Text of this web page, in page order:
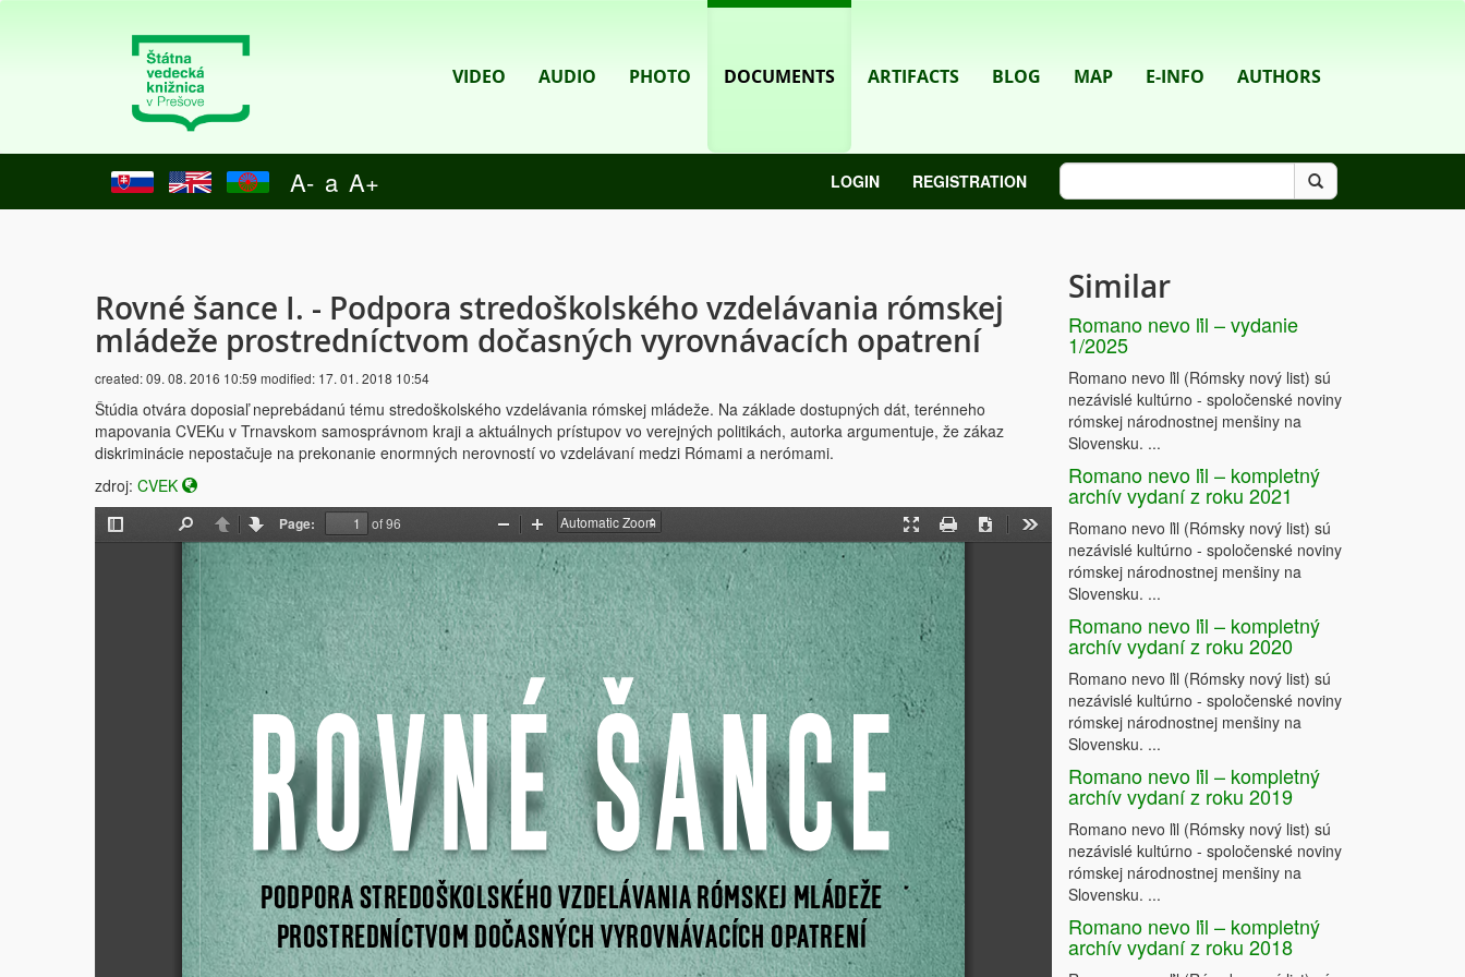
VIDEO AUDIO PHOTO DOCUMENTS ARTIFACTS BLOG MAP E-INFO AUTHORS
A- a A+ LOGIN REGISTRATION
Rovné šance I. - Podpora stredoškolského vzdelávania rómskej
mládeže prostredníctvom dočasných vyrovnávacích opatrení
created:09. 08. 2016 10:59 modified: 17. 01. 2018 10:54
Štúdia otvára doposiaľ neprebádanú tému stredoškolského vzdelávania rómskej mládeže. Na základe dostupných dát, terénneho
mapovania CVEKu v Trnavskom samosprávnom kraji a aktuálnych prístupov vo verejných politikách, autorka argumentuje, že zákaz
diskriminácie nepostačuje na prekonanie enormných nerovností vo vzdelávaní medzi Rómami a nerómami.
zdroj: CVEK
Toggle
Find Previous
Next
Page: of 96
Presentation
Mode
Print Download
Tools
Zoom
Out
Zoom
In
PODPORA STREDOŠKOLSKÉHO VZDELÁVANIA RÓMSKEJ MLÁDEŽE
PROSTREDNÍCTVOM DOČASNÝCH VYROVNÁVACÍCH OPATRENÍ
Similar
Romano nevo ľil – vydanie
1/2025
Romano nevo ľil (Rómsky nový list) sú
nezávislé kultúrno - spoločenské noviny
rómskej národnostnej menšiny na
Slovensku. ...
Romano nevo ľil – kompletný
archív vydaní z roku 2021
Romano nevo ľil (Rómsky nový list) sú
nezávislé kultúrno - spoločenské noviny
rómskej národnostnej menšiny na
Slovensku. ...
Romano nevo ľil – kompletný
archív vydaní z roku 2020
Romano nevo ľil (Rómsky nový list) sú
nezávislé kultúrno - spoločenské noviny
rómskej národnostnej menšiny na
Slovensku. ...
Romano nevo ľil – kompletný
archív vydaní z roku 2019
Romano nevo ľil (Rómsky nový list) sú
nezávislé kultúrno - spoločenské noviny
rómskej národnostnej menšiny na
Slovensku. ...
Romano nevo ľil – kompletný
archív vydaní z roku 2018